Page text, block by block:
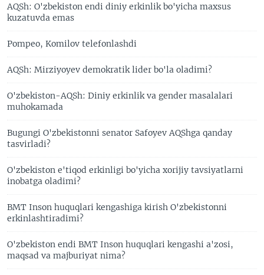
AQSh: O'zbekiston endi diniy erkinlik bo'yicha maxsus
kuzatuvda emas
Pompeo, Komilov telefonlashdi
AQSh: Mirziyoyev demokratik lider bo'la oladimi?
O'zbekiston-AQSh: Diniy erkinlik va gender masalalari
muhokamada
Bugungi O'zbekistonni senator Safoyev AQShga qanday
tasvirladi?
O'zbekiston e'tiqod erkinligi bo'yicha xorijiy tavsiyatlarni
inobatga oladimi?
BMT Inson huquqlari kengashiga kirish O'zbekistonni
erkinlashtiradimi?
O'zbekiston endi BMT Inson huquqlari kengashi a'zosi,
maqsad va majburiyat nima?